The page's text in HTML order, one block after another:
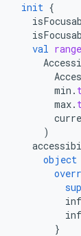
init {
val
min .
max.
)
object
}